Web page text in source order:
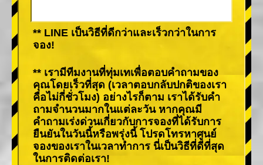
** LINE เป็นวิธีที่ดีกว่าและเร็วกว่าในการ
จอง!
** เรามีทีมงานที่ทุ่มเทเพื่อตอบคำถามของ
คุณโดยเร็วที่สุด (เวลาตอบกลับปกติของเรา
คือไม่กี่ชั่วโมง) อย่างไรก็ตาม เราได้รับคำ
ถามจำนวนมากในแต่ละวัน หากคุณมี
คำถามเร่งด่วนเกี่ยวกับการจองที่ได้รับการ
ยืนยันในวันนี้หรือพรุ่งนี้ โปรดโทรหาศูนย์
จองของเราในเวลาทำการ นี่เป็นวิธีที่ดีที่สุด
ในการติดต่อเรา!